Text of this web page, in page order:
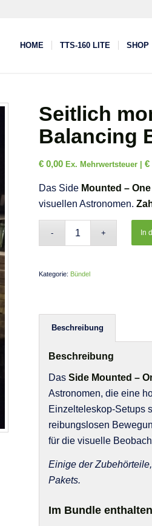
HOME TTS-160 LITE SHOP
Seitlich
Balancing
€0,00 Ex. Mehrwertsteuer | €
Das Side Mounted –
visuellen Astronomen.
In
Kategorie: Bündel
Beschreibung
Beschreibung
Das Side Mounted –
Astronomen, die eine
Einzelteleskop-Setups
reibungslosen
für die visuelle
Einige der
Pakets.
Im Bundle